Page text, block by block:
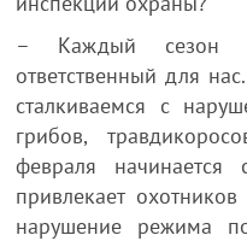
– Каждый сезон
ответственный для
сталкиваемся с
грибов,
февраля
привлекает
нарушение режима